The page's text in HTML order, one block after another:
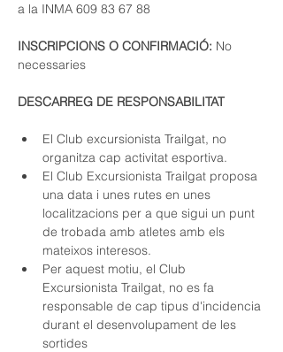
a la INMA 609 83 67 88
INSCRIPCIONS O CONFIRMACIÓ: No
necessaries
DESCARREG DE RESPONSABILITAT
El Club excursionista Trailgat, no
organitza cap activitat esportiva.
El Club Excursionista Trailgat proposa
una data i unes rutes en unes
localitzacions per a que sigui un punt
de trobada amb atletes amb els
mateixos interesos.
Per aquest motiu, el Club
Excursionista Trailgat, no es fa
responsable de cap tipus d'incidencia
durant el desenvolupament de les
sortides